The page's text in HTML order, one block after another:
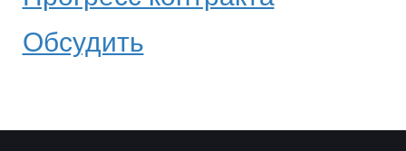
Обсудить